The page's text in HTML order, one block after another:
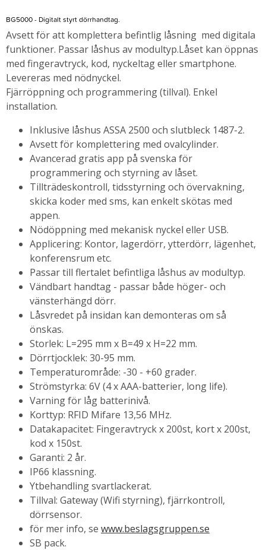
BG5000 - Digitalt styrt dörrhandtag.
Avsett för att komplettera befintlig låsning med digitala
funktioner. Passar låshus av modultyp.Låset kan öppnas
med fingeravtryck, kod, nyckeltag eller smartphone.
Levereras med nödnyckel.
Fjärröppning och programmering (tillval). Enkel
installation.
Inklusive låshus ASSA 2500 och slutbleck 1487-2.
Avsett för komplettering med ovalcylinder.
Avancerad gratis app på svenska för
programmering och styrning av låset.
Tillträdeskontroll, tidsstyrning och övervakning,
skicka koder med sms, kan enkelt skötas med
appen.
Nödöppning med mekanisk nyckel eller USB.
Applicering: Kontor, lagerdörr, ytterdörr, lägenhet,
konferensrum etc.
Passar till flertalet befintliga låshus av modultyp.
Vändbart handtag - passar både höger- och
vänsterhängd dörr.
Låsvredet på insidan kan demonteras om så
önskas.
Storlek: L=295 mm x B=49 x H=22 mm.
Dörrtjocklek: 30-95 mm.
Temperaturområde: -30 - +60 grader.
Strömstyrka: 6V (4 x AAA-batterier, long life).
Varning för låg batterinivå.
Korttyp: RFID Mifare 13,56 MHz.
Datakapacitet: Fingeravtryck x 200st, kort x 200st,
kod x 150st.
Garanti: 2 år.
IP66 klassning.
Ytbehandling svartlackerat.
Tillval: Gateway (Wifi styrning), fjärrkontroll,
dörrsensor.
för mer info, se www.beslagsgruppen.se
SB pack.